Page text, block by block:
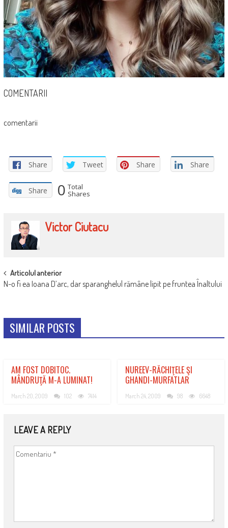
COMENTARII
comentarii
Share Tweet Share Share
Share 0 Total
Shares
Victor Ciutacu
POST
NAVIGATION
Articolul anterior
N-o fi ea Ioana D’arc, dar sparanghelul rămâne lipit pe fruntea Înaltului
SIMILAR POSTS
AM FOST DOBITOC.
MÂNDRUŢĂ M-A LUMINAT!
March 20, 2009 102 7414
NUREEV-RĂCHIŢELE ŞI
GHANDI-MURFATLAR
March 24, 2009 98 6648
LEAVE A REPLY